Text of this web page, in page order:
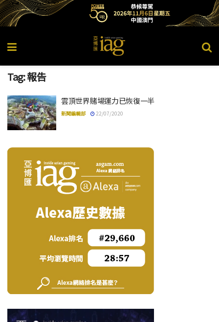
Tag:報告
雲頂世界賭場運力已恢復一半
新聞編輯部 22/07/2020